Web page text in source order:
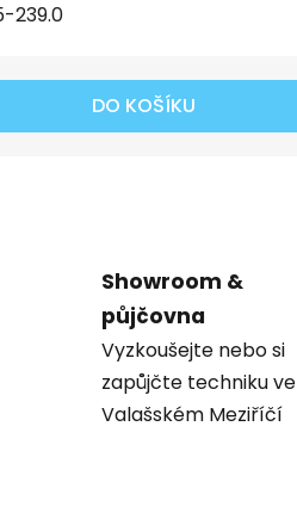
239.0
DO KOŠÍKU
Showroom &
půjčovna
Vyzkoušejte nebo si
zapůjčte techniku ve
Valašském Meziříčí